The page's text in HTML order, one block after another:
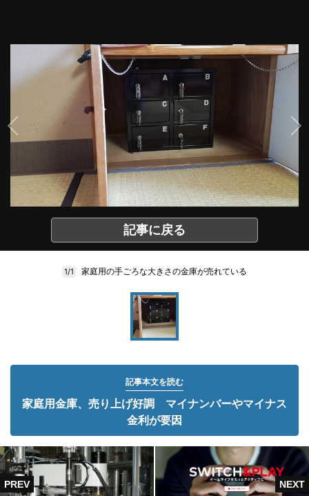
記事に戻る
1/1 家庭用の手ごろな大きさの金庫が売れている
記事本文を読む
家庭用金庫、売り上げ好調 マイナンバーやマイナス
金利が要因